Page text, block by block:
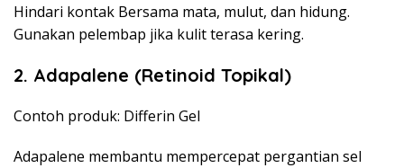
Hindari kontak Bersama mata, mulut, dan hidung.
Gunakan pelembap jika kulit terasa kering.
2. Adapalene (Retinoid Topikal)
Contoh produk: Differin Gel
Adapalene membantu mempercepat pergantian sel